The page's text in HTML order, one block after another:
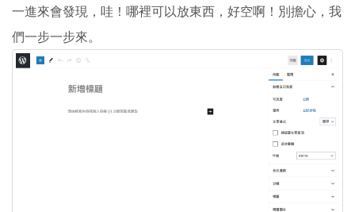
一進來會發現，哇！哪裡可以放東西，好空啊！別擔心，我
們一步一步來。